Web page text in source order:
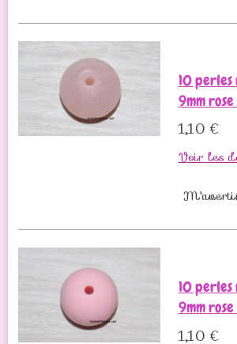
10 perles
9mm
1,10 €
Voir les
10 perles
9mm
1,10 €